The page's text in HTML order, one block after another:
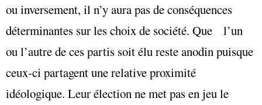
ou inversement, il n’y aura pas de conséquences
déterminantes sur les choix de société. Que l’un
ou l’autre de ces partis soit élu reste anodin puisque
ceux-ci partagent une relative proximité
idéologique. Leur élection ne met pas en jeu le